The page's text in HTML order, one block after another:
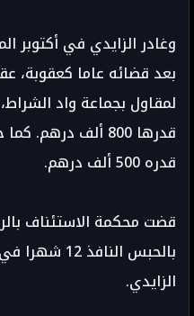
وغادر الزايدي في أكتوبر
بعد قضائه عاما كعقوبة،
لمقاول بجماعة واد
قدرها 800 ألف
قدره 500 ألف درهم.
قضت محكمة الاستئناف
بالحبس
الزايدي.